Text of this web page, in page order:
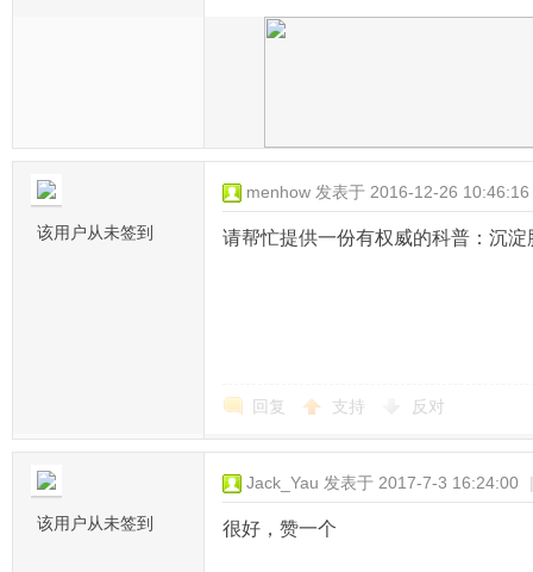
该用户从未签到
menhow 发表于 2016-12-26 10:46:16
请帮忙提供一份有权威的科普：沉
回复 支持 反对
该用户从未签到
Jack_Yau 发表于 2017-7-3 16:24:00 |
很好，赞一个